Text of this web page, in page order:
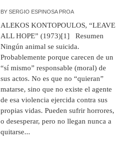
BYSERGIO ESPINOSA PROA
ALEKOS KONTOPOULOS, “LEAVE
ALL HOPE” (1973)[1] Resumen
Ningún animal se suicida.
Probablemente porque carecen de un
“sí mismo” responsable (moral) de
sus actos. No es que no “quieran”
matarse, sino que no existe el agente
de esa violencia ejercida contra sus
propias vidas. Pueden sufrir horrores,
o desesperar, pero no llegan nunca a
quitarse...